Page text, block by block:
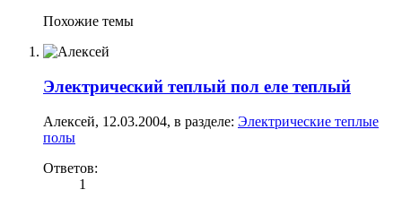
Похожие темы
Электрический теплый пол еле теплый
Алексей, 12.03.2004, в разделе: Электрические теплые
полы
Ответов:
1